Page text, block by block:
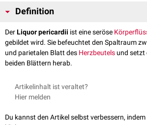
Definition
DerLiquor pericardii ist eine seröse
gebildet wird. Sie befeuchtet den Spaltraum
und parietalen Blatt des Herzbeutels und setzt
beiden Blättern herab.
Artikelinhalt ist veraltet?
Hier melden
Du kannst den Artikel selbst verbessern,